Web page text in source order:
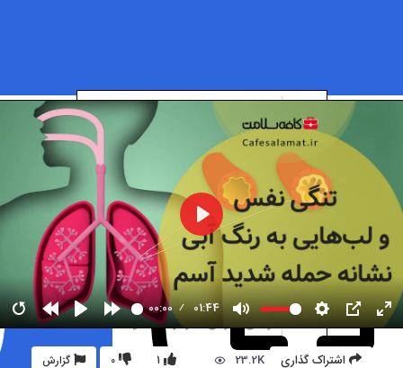
00:00 01:44
اشتراک گذاری 23.2K گزارش 0 1